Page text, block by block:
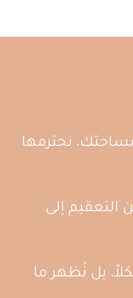
نحترمها
التعقيم إلى
بل نُظهر ما